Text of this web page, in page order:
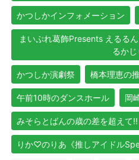
かつしかインフォメーション
まいぷれ葛飾Presents えるる
るかじ
かつしか演劇祭 橋本理恵の
午前10時のダンスホール 岡
みそらとばんの歳の差を超えて!!
りか♡のりあ《推しアイドル